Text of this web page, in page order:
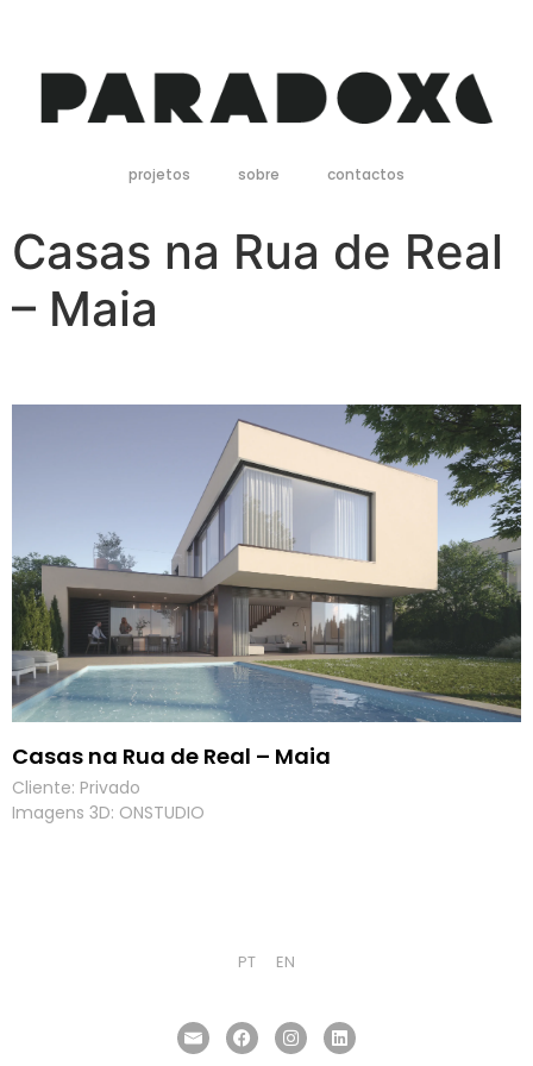
projetos sobre contactos
Casas na Rua de Real
– Maia
Casas na Rua de Real – Maia
Cliente: Privado
Imagens 3D: ONSTUDIO
PT EN